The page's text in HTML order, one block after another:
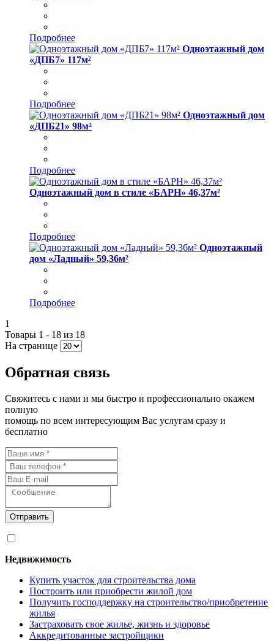
Подробнее
Одноэтажный дом
«ДПБ7» 117м²
Подробнее
Одноэтажный дом
«ДПБ21» 98м²
Подробнее
Одноэтажный дом в стиле «БАРН» 46,37м²
Подробнее
Одноэтажный
дом «Ладный» 59,36м²
Подробнее
1
Товары 1 - 18 из 18
На странице
Обратная связь
Свяжитесь с нами и мы быстро и профессионально окажем
полную
помощь по всем интересующим Вас услугам сразу и
бесплатно
Отправить
Недвижимость
Купить участок для строительства дома
Построить или приобрести жилой дом
Получить господдержку на строительство/приобретение
жилья
Застраховать свое жилье, жизнь и здоровье
Аккредитованные застройщики